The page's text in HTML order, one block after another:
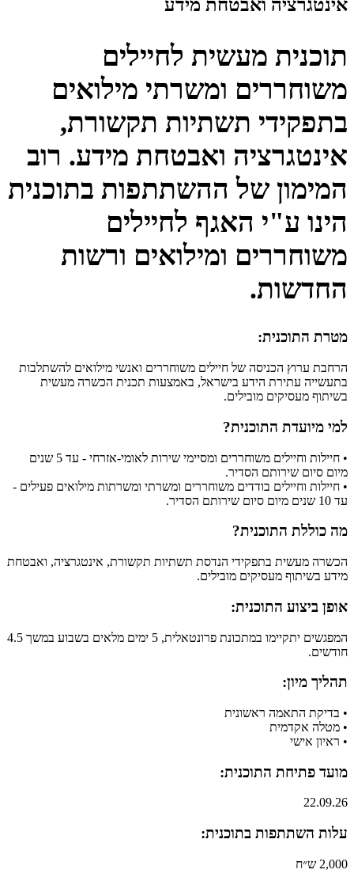
אינטגרציה ואבטחת מידע
​תוכנית מעשית לחיילים
משוחררים ומשרתי מילואים
בתפקידי תשתיות תקשורת,
אינטגרציה ואבטחת מידע. רוב
המימון של ההשתתפות בתוכנית
הינו ע"י האגף לחיילים
משוחררים ומילואים ורשות
החדשות. ​​
מטרת התוכנית:
הרחבת ערוץ הכניסה של חיילים משוחררים ואנשי מילואים להשתלבות
בתעשייה עתירת הידע בישראל, באמצעות תכנית הכשרה מעשית
בשיתוף מעסיקים מובילים.
למי מיועדת התוכנית?
• חיילות וחיילים משוחררים ומסיימי שירות לאומי-אזרחי - עד 5 שנים
מיום סיום שירותם הסדיר.
• חיילות וחיילים בודדים משוחררים ומשרתי ומשרתות מילואים פעילים -
עד 10 שנים מיום סיום שירותם הסדיר.
מה כוללת התוכנית?
הכשרה מעשית בתפקידי הנדסת תשתיות תקשורת, אינטגרציה, ואבטחת
מידע בשיתוף מעסיקים מובילים.
אופן ביצוע התוכנית:
המפגשים יתקיימו במתכונת פרונטאלית, 5 ימים מלאים בשבוע במשך 4.5
חודשים.
תהליך מיון:
• בדיקת התאמה ראשונית
• מטלה אקדמית
•​ ראיון אישי
מועד פתיחת התוכנית:
22.09.26​
עלות השתתפות בתוכנית:
2,000 ש״ח ​